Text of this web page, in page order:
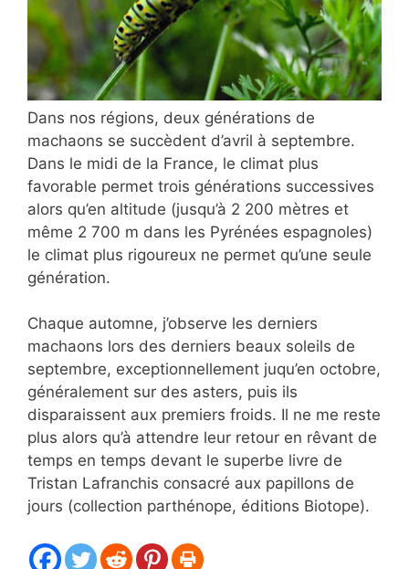
Dans nos régions, deux générations de
machaons se succèdent d’avril à septembre.
Dans le midi de la France, le climat plus
favorable permet trois générations successives
alors qu’en altitude (jusqu’à 2 200 mètres et
même 2 700 m dans les Pyrénées espagnoles)
le climat plus rigoureux ne permet qu’une seule
génération.
Chaque automne, j’observe les derniers
machaons lors des derniers beaux soleils de
septembre, exceptionnellement juqu’en octobre,
généralement sur des asters, puis ils
disparaissent aux premiers froids. Il ne me reste
plus alors qu’à attendre leur retour en rêvant de
temps en temps devant le superbe livre de
Tristan Lafranchis consacré aux papillons de
jours (collection parthénope, éditions Biotope).